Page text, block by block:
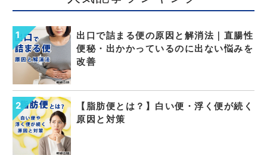
出口で詰まる便の原因と解消法｜直腸性
便秘・出かかっているのに出ない悩みを
改善
【脂肪便とは？】白い便・浮く便が続く
原因と対策